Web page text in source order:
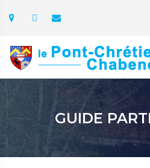
GUIDE